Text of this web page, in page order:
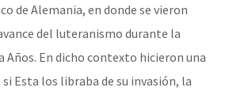
de Alemania, en donde se vieron
del luteranismo durante la
Años. En dicho contexto hicieron una
Esta los libraba de su invasión, la